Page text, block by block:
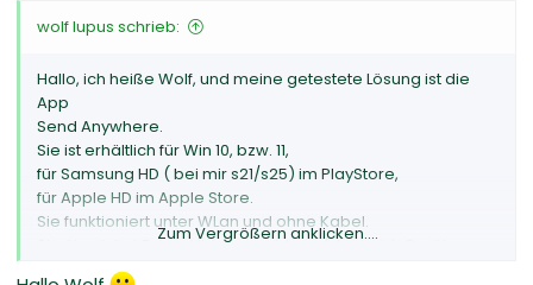
wolf lupus schrieb:
Hallo, ich heiße Wolf, und meine getestete Lösung ist die
App
Send Anywhere.
Sie ist erhältlich für Win 10, bzw. 11,
für Samsung HD ( bei mir s21/s25) im PlayStore,
für Apple HD im Apple Store.
Sie funktioniert unter WLan und ohne Kabel.
Sie überträgt Fotos, Videos und Apps( Android-Gerät
Zum Vergrößern anklicken....